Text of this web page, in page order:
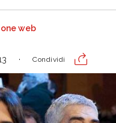
web
Condividi